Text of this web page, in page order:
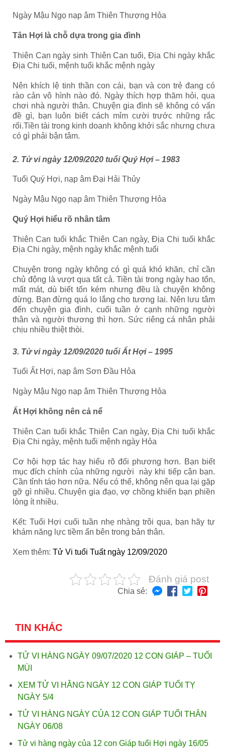
Ngày Mậu Ngọ nạp âm Thiên Thượng Hỏa
Tân Hợi là chỗ dựa trong gia đình
Thiên Can ngày sinh Thiên Can tuổi, Địa Chi ngày khắc
Địa Chi tuổi, mệnh tuổi khắc mệnh ngày
Nên khích lệ tinh thần con cái, bạn và con trẻ đang có
rào cản vô hình nào đó. Ngày thích hợp thăm hỏi, qua
chơi nhà người thân. Chuyện gia đình sẽ không có vấn
đề gì, bạn luôn biết cách mỉm cười trước những rắc
rối.Tiền tài trong kinh doanh không khởi sắc nhưng chưa
có gì phải bận tâm.
2. Tử vi ngày 12/09/2020 tuổi Quý Hợi – 1983
Tuổi Quý Hợi, nạp âm Đại Hải Thủy
Ngày Mậu Ngọ nạp âm Thiên Thượng Hỏa
Quý Hợi hiểu rõ nhân tâm
Thiên Can tuổi khắc Thiên Can ngày, Địa Chi tuổi khắc
Địa Chi ngày, mệnh ngày khắc mệnh tuổi
Chuyện trong ngày không có gì quá khó khăn, chỉ cần
chủ động là vượt qua tất cả. Tiền tài trong ngày hao tổn,
mất mát, dù biết tốn kém nhưng đều là chuyện không
đừng. Bạn đừng quá lo lắng cho tương lai. Nên lưu tâm
đến chuyện gia đình, cuối tuần ở cạnh những người
thân và người thương thì hơn. Sức riêng cá nhân phải
chịu nhiều thiệt thòi.
3. Tử vi ngày 12/09/2020 tuổi Ất Hợi – 1995
Tuổi Ất Hợi, nạp âm Sơn Đầu Hỏa
Ngày Mậu Ngọ nạp âm Thiên Thượng Hỏa
Ất Hợi không nên cả nể
Thiên Can tuổi khắc Thiên Can ngày, Địa Chi tuổi khắc
Địa Chi ngày, mệnh tuổi mệnh ngày Hỏa
Cơ hội hợp tác hay hiểu rõ đối phương hơn. Bạn biết
mục đích chính của những người này khi tiếp cận bạn.
Cần tỉnh táo hơn nữa. Nếu có thể, không nên qua lại gặp
gỡ gì nhiều. Chuyện gia đạo, vợ chồng khiến bạn phiền
lòng ít nhiều.
Kết: Tuổi Hợicuối tuần nhẹ nhàng trôi qua, bạn hãy tự
khám năng lực tiềm ẩn bên trong bản thân.
Xem thêm: Tử Vi tuổi Tuất ngày 12/09/2020
Đánh giá post
Chia sẻ:
TIN KHÁC
TỬ VI HÀNG NGÀY 09/07/2020 12 CON GIÁP – TUỔI
MÙI
XEM TỬ VI HẰNG NGÀY 12 CON GIÁP TUỔI TỴ
NGÀY 5/4
TỬ VI HÀNG NGÀY CỦA 12 CON GIÁP TUỔI THÂN
NGÀY 06/08
Tử vi hàng ngày của 12 con Giáp tuổi Hợi ngày 16/05